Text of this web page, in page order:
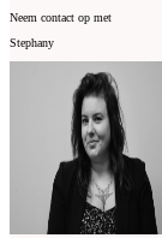
Neem contact op met
Stephany